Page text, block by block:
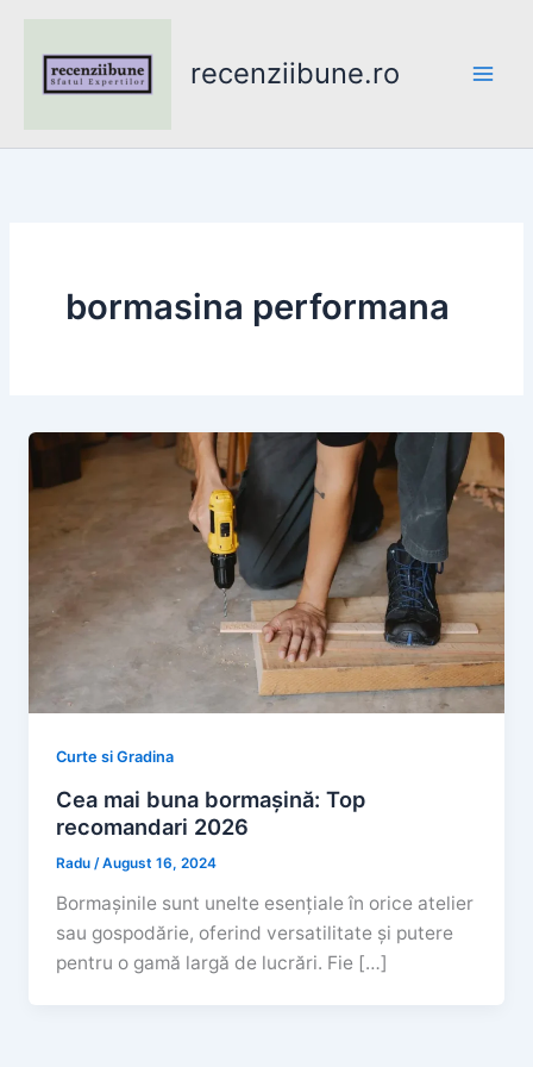
content
recenziibune.ro
bormasina performana
Curte si Gradina
Cea mai buna bormașină: Top
recomandari 2026
Radu /August 16, 2024
Bormașinile sunt unelte esențiale în orice atelier
sau gospodărie, oferind versatilitate și putere
pentru o gamă largă de lucrări. Fie […]